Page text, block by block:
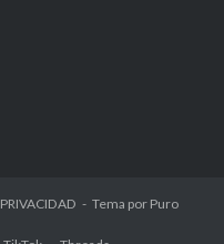
Tema por Puro